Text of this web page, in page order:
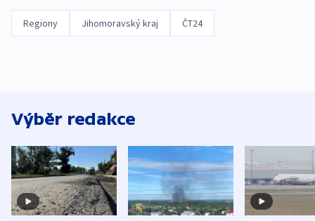
Regiony Jihomoravský kraj ČT24
Výběr redakce